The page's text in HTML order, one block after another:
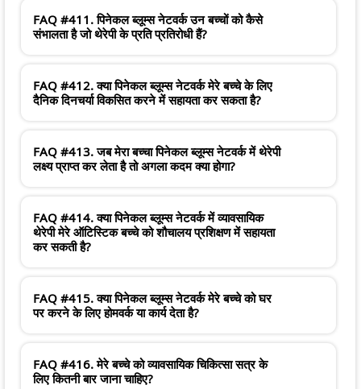
FAQ #411. पिनेकल ब्लूम्स नेटवर्क उन बच्चों को कैसे
संभालता है जो थेरेपी के प्रति प्रतिरोधी हैं?
FAQ #412. क्या पिनेकल ब्लूम्स नेटवर्क मेरे बच्चे के लिए
दैनिक दिनचर्या विकसित करने में सहायता कर सकता है?
FAQ #413. जब मेरा बच्चा पिनेकल ब्लूम्स नेटवर्क में थेरेपी
लक्ष्य प्राप्त कर लेता है तो अगला कदम क्या होगा?
FAQ #414. क्या पिनेकल ब्लूम्स नेटवर्क में व्यावसायिक
थेरेपी मेरे ऑटिस्टिक बच्चे को शौचालय प्रशिक्षण में सहायता
कर सकती है?
FAQ #415. क्या पिनेकल ब्लूम्स नेटवर्क मेरे बच्चे को घर
पर करने के लिए होमवर्क या कार्य देता है?
FAQ #416. मेरे बच्चे को व्यावसायिक चिकित्सा सत्र के
लिए कितनी बार जाना चाहिए?